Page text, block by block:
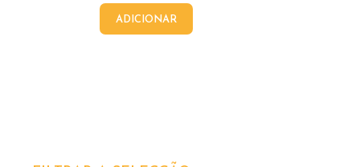
ADICIONAR